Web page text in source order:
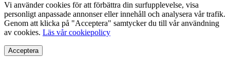
Vi använder cookies för att förbättra din surfupplevelse, visa
personligt anpassade annonser eller innehåll och analysera vår trafik.
Genom att klicka på "Acceptera" samtycker du till vår användning
av cookies. Läs vår cookiepolicy
Acceptera